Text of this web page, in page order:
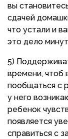
вы
сдачей
что устали и
это дело
5)
времени, чтоб
пообщаться с
у него
ребенок
появляется
справиться с